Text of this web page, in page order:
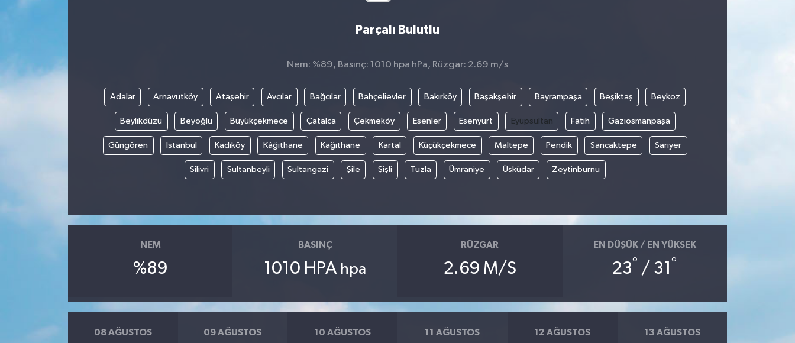
Parçalı Bulutlu
Nem: %89, Basınç: 1010 hpa hPa, Rüzgar: 2.69 m/s
Adalar Arnavutköy Ataşehir Avcılar Bağcılar Bahçelievler Bakırköy Başakşehir Bayrampaşa Beşiktaş Beykoz
Beylikdüzü Beyoğlu Büyükçekmece Çatalca Çekmeköy Esenler Esenyurt Eyüpsultan Fatih Gaziosmanpaşa
Güngören Istanbul Kadıköy Kâğıthane Kağıthane Kartal Küçükçekmece Maltepe Pendik Sancaktepe Sarıyer
Silivri Sultanbeyli Sultangazi Şile Şişli Tuzla Ümraniye Üsküdar Zeytinburnu
NEM
%89
BASINÇ
1010 HPA hpa
RÜZGAR
2.69 M/S
EN DÜŞÜK / EN YÜKSEK
23° / 31 °
08 AĞUSTOS 09 AĞUSTOS 10 AĞUSTOS 11 AĞUSTOS 12 AĞUSTOS 13 AĞUSTOS
GİRNE